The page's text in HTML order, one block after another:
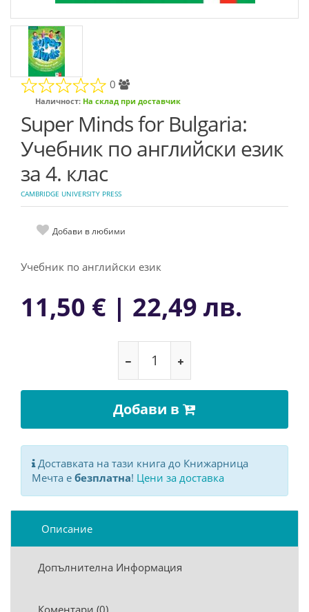
0
Наличност: На склад при доставчик
Super Minds for Bulgaria:
Учебник по английски език
за 4. клас
CAMBRIDGE UNIVERSITY PRESS
Добави в любими
Учебник по английски език
11,50 € | 22,49 лв.
Добави в
Доставката на тази книга до Книжарница
Мечта е безплатна! Цени за доставка
Описание
Допълнителна Информация
Коментари (0)